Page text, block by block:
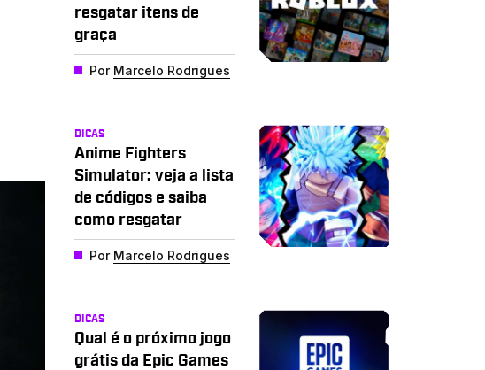
resgatar itens de
graça
Por Marcelo Rodrigues
DICAS
Anime Fighters
Simulator: veja a lista
de códigos e saiba
como resgatar
Por Marcelo Rodrigues
DICAS
Qual é o próximo jogo
grátis da Epic Games